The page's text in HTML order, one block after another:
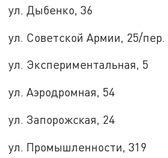
ул. Дыбенко, 36
ул. Советской Армии, 25/
ул. Экспериментальная, 5
ул. Аэродромная, 54
ул. Запорожская, 24
ул. Промышленности, 319